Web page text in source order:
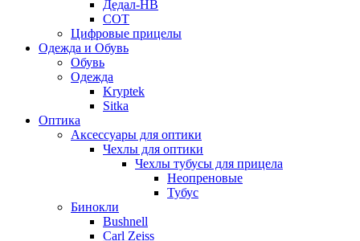
Дедал-НВ
СОТ
Цифровые прицелы
Одежда и Обувь
Обувь
Одежда
Kryptek
Sitka
Оптика
Аксессуары для оптики
Чехлы для оптики
Чехлы тубусы для прицела
Неопреновые
Тубус
Бинокли
Bushnell
Carl Zeiss